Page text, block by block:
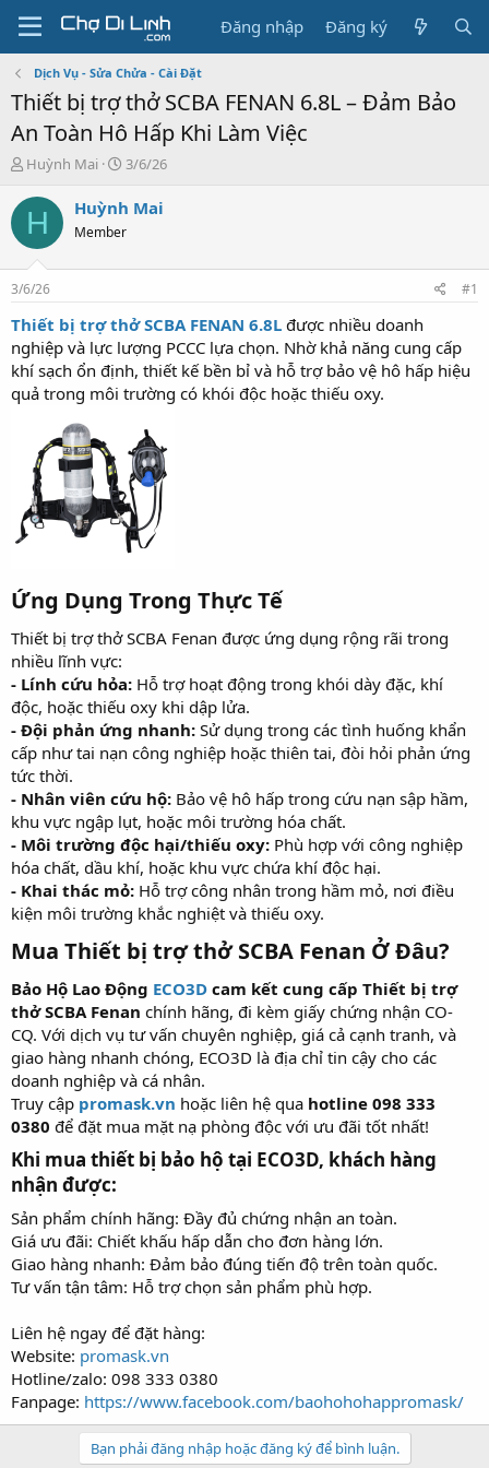
Đăng nhập Đăng ký
Dịch Vụ - Sửa Chửa - Cài Đặt
Thiết bị trợ thở SCBA FENAN 6.8L – Đảm Bảo
An Toàn Hô Hấp Khi Làm Việc
T
r
e
a
s
t
a
t
e
r
Huỳnh Mai
N
à
3/6/26
H Huỳnh Mai
Member
3/6/26 #1
Thiết bị trợ thở SCBA FENAN 6.8L được nhiều doanh
nghiệp và lực lượng PCCC lựa chọn. Nhờ khả năng cung cấp
khí sạch ổn định, thiết kế bền bỉ và hỗ trợ bảo vệ hô hấp hiệu
quả trong môi trường có khói độc hoặc thiếu oxy.
Ứng Dụng Trong Thực Tế​
Thiết bị trợ thở SCBA Fenan được ứng dụng rộng rãi trong
nhiều lĩnh vực:
- Lính cứu hỏa: Hỗ trợ hoạt động trong khói dày đặc, khí
độc, hoặc thiếu oxy khi dập lửa.
- Đội phản ứng nhanh: Sử dụng trong các tình huống khẩn
cấp như tai nạn công nghiệp hoặc thiên tai, đòi hỏi phản ứng
tức thời.
- Nhân viên cứu hộ: Bảo vệ hô hấp trong cứu nạn sập hầm,
khu vực ngập lụt, hoặc môi trường hóa chất.
- Môi trường độc hại/thiếu oxy: Phù hợp với công nghiệp
hóa chất, dầu khí, hoặc khu vực chứa khí độc hại.
- Khai thác mỏ: Hỗ trợ công nhân trong hầm mỏ, nơi điều
kiện môi trường khắc nghiệt và thiếu oxy.
Mua Thiết bị trợ thở SCBA Fenan Ở Đâu?​
Bảo Hộ Lao Động ECO3D cam kết cung cấp Thiết bị trợ
thở SCBA Fenan chính hãng, đi kèm giấy chứng nhận CO-
CQ. Với dịch vụ tư vấn chuyên nghiệp, giá cả cạnh tranh, và
giao hàng nhanh chóng, ECO3D là địa chỉ tin cậy cho các
doanh nghiệp và cá nhân.
Truy cập promask.vn hoặc liên hệ qua hotline 098 333
0380 để đặt mua mặt nạ phòng độc với ưu đãi tốt nhất!
Khi mua thiết bị bảo hộ tại ECO3D, khách hàng
nhận được:​
Sản phẩm chính hãng: Đầy đủ chứng nhận an toàn.
Giá ưu đãi: Chiết khấu hấp dẫn cho đơn hàng lớn.
Giao hàng nhanh: Đảm bảo đúng tiến độ trên toàn quốc.
Tư vấn tận tâm: Hỗ trợ chọn sản phẩm phù hợp.
Liên hệ ngay để đặt hàng:
Website: promask.vn
Hotline/zalo: 098 333 0380
Fanpage: https://www.facebook.com/baohohohappromask/
Bạn phải đăng nhập hoặc đăng ký để bình luận.